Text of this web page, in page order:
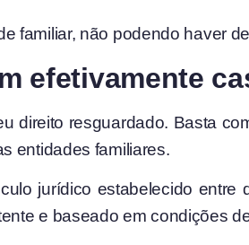
familiar, não podendo haver
efetivamente
direito resguardado. Basta
entidades familiares.
jurídico estabelecido entre
e baseado em condições